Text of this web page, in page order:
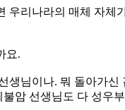
우리나라의 매체 자체
요.
생님이나. 뭐 돌아가신
암 선생님도 다 성우